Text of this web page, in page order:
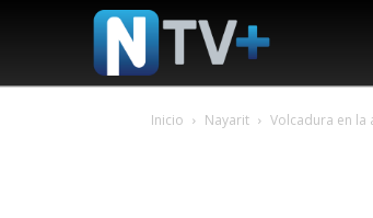
Inicio Nayarit Volcadura en la